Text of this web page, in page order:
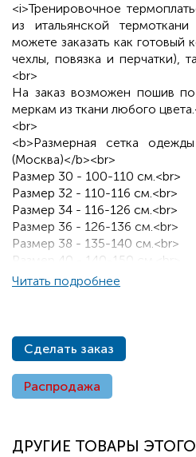
<i>Тренировочное
из итальянской
можете заказать как готовый
чехлы, повязка и перчатки),
<br>
На заказ возможен пошив
меркам из ткани любого
<br>
<b>Размерная сетка
(Москва)</b><br>
Размер 30 - 100-110 см.<br>
Размер 32 - 110-116 см.<br>
Размер 34 - 116-126 см.<br>
Размер 36 - 126-136 см.<br>
Размер 38 - 135-140 см.<br>
Размер 40 - 140-150 см.<br>
Размер 42 - 150-160 см.<br>
Читать подробнее
Сделать заказ
Распродажа
ДРУГИЕ ТОВАРЫ